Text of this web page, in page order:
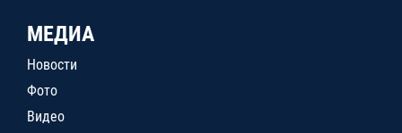
МЕДИА
Новости
Фото
Видео